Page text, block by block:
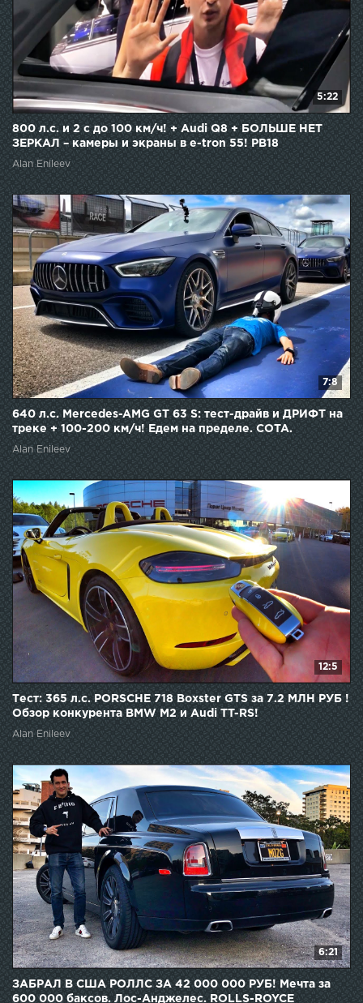
5:22
800 л.с. и 2 с до 100 км/ч! + Audi Q8 + БОЛЬШЕ НЕТ
ЗЕРКАЛ – камеры и экраны в e-tron 55! PB18
Alan Enileev
7:8
640 л.с. Mercedes-AMG GT 63 S: тест-драйв и ДРИФТ на
треке + 100-200 км/ч! Едем на пределе. COTA.
Alan Enileev
12:5
Тест: 365 л.с. PORSCHE 718 Boxster GTS за 7.2 МЛН РУБ !
Обзор конкурента BMW M2 и Audi TT-RS!
Alan Enileev
6:21
ЗАБРАЛ В США РОЛЛС ЗА 42 000 000 РУБ! Мечта за
600 000 баксов. Лос-Анджелес. ROLLS-ROYCE